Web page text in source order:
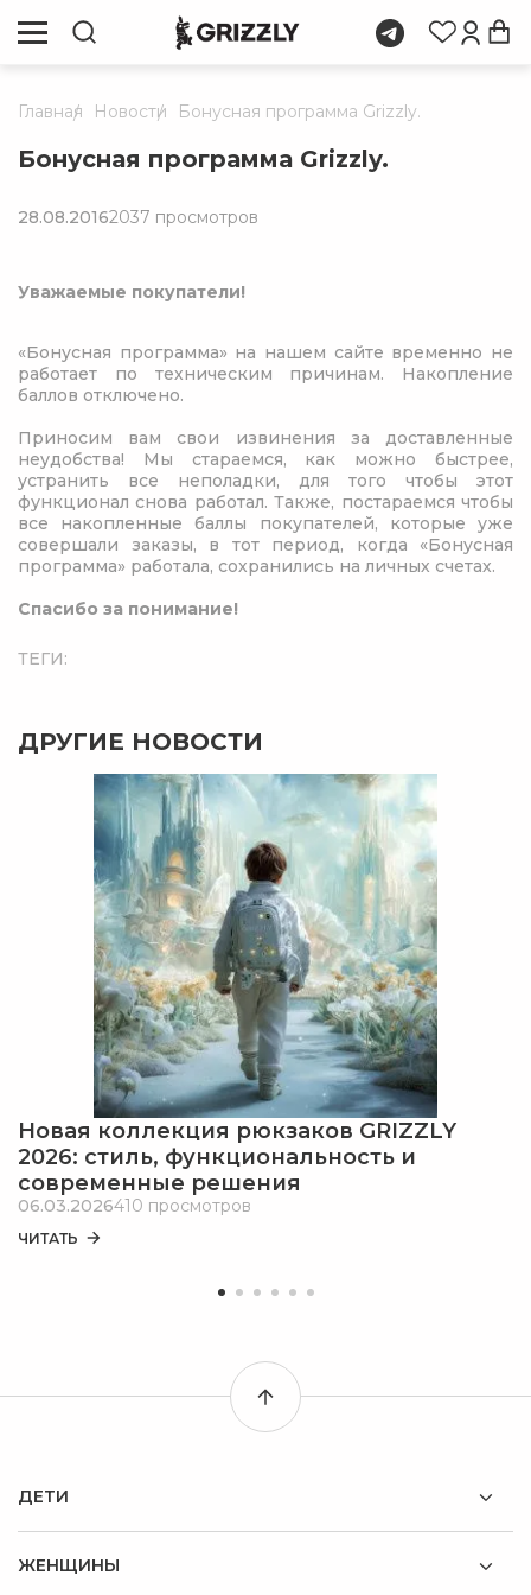
Главная Новости Бонусная программа Grizzly.
Бонусная программа Grizzly.
28.08.20162037 просмотров
Уважаемые покупатели!
«Бонусная программа» на нашем сайте временно не
работает по техническим причинам. Накопление
баллов отключено.
Приносим вам свои извинения за доставленные
неудобства! Мы стараемся, как можно быстрее,
устранить все неполадки, для того чтобы этот
функционал снова работал. Также, постараемся чтобы
все накопленные баллы покупателей, которые уже
совершали заказы, в тот период, когда «Бонусная
программа» работала, сохранились на личных счетах.
Спасибо за понимание!
ТЕГИ:
ДРУГИЕ НОВОСТИ
Новая коллекция рюкзаков GRIZZLY
2026: стиль, функциональность и
современные решения
06.03.2026410 просмотров
ЧИТАТЬ
ДЕТИ
ЖЕНЩИНЫ